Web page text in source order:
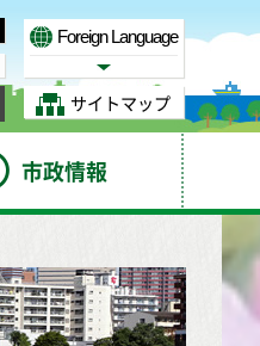
Foreign Language
Select Language
サイトマップ
市政情報